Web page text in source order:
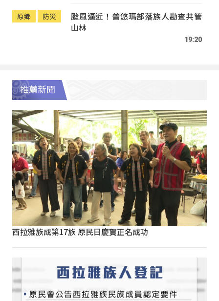
原鄉 防災
颱風逼近！普悠瑪部落族人勘查共管
山林
19:20
推薦新聞
西拉雅族成第17族 原民日慶賀正名成功